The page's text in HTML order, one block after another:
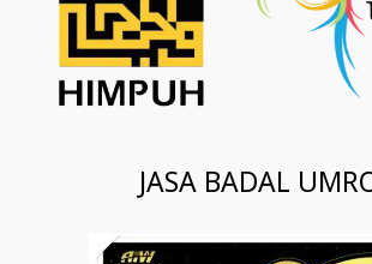
JASA BADAL